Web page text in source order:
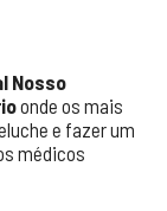
Nosso
onde os mais
e fazer um
médicos